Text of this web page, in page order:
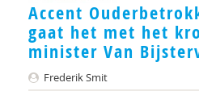
Louise Berkhout
Gerdien Bertram-Troost
Karin Besjes-de Bock
Accent
gaat het met het
minister Van
Frederik Smit